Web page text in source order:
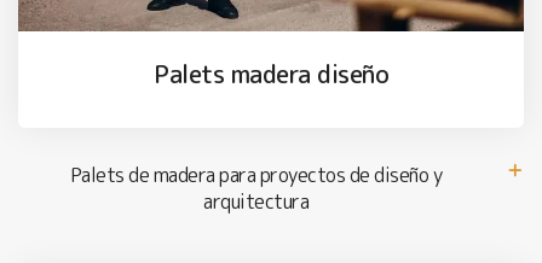
Palets madera diseño
Palets de madera para proyectos de diseño y
arquitectura